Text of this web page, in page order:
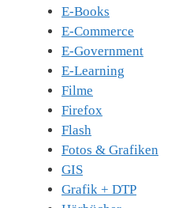
E-Books
E-Commerce
E-Government
E-Learning
Filme
Firefox
Flash
Fotos & Grafiken
GIS
Grafik + DTP